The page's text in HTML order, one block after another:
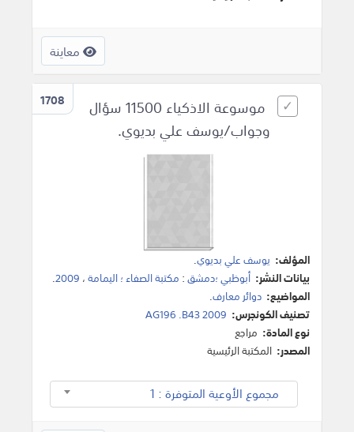
معاينة
1708
موسوعة الاذكياء 11500 سؤال
وجواب/يوسف علي بديوي.
المؤلف: يوسف علي بديوي.
بيانات النشر: أبوظبي ؛دمشق: مكتبة الصفاء ؛ اليمامة، 2009
.
المواضيع: دوائر معارف.
تصنيف الكونجرس: AG196 .B43 2009
نوع المادة: مراجع
المصدر: المكتبة الرئيسية
مجموع الأوعية المتوفرة : 1